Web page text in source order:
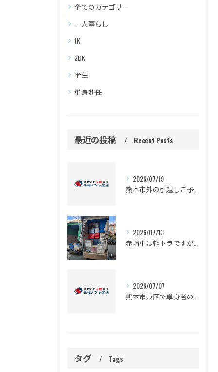
全てのカテゴリー
一人暮らし
1K
2DK
学生
単身赴任
最近の投稿 Recent Posts
2026/07/19
2026/07/13
2026/07/07
タグ Tags